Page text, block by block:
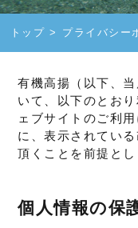
トップ プライバシー
有機高揚（以下、
いて、以下のとお
ェブサイトのご利
に、表示されてい
頂くことを前提とし
個人情報の保